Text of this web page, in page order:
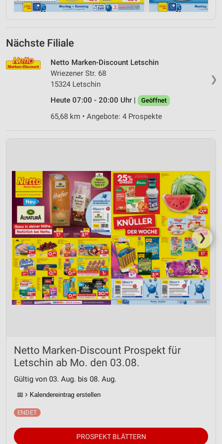
Nächste Filiale
❯
Netto Marken-Discount Letschin
Wriezener Str. 68
15324 Letschin
Heute 07:00 - 20:00 Uhr |
Geöffnet
65,68 km • Angebote: 4 Prospekte
❯
Netto Marken-Discount Prospekt für
Letschin ab Mo. den 03.08.
Gültig von 03. Aug. bis 08. Aug.
📅 Kalendereintrag erstellen
PROSPEKT BLÄTTERN